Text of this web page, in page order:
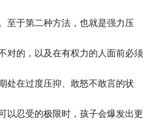
至于第二种方法，也就是强力压
对的，以及在有权力的人面前必须
处在过度压抑、敢怒不敢言的状
以忍受的极限时，孩子会爆发出更